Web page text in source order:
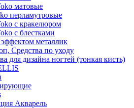
матовые
перламутровые
с кракелюром
с блестками
металлик
Средства по уходу
для дизайна ногтей (тонкая кисть)
Акварель